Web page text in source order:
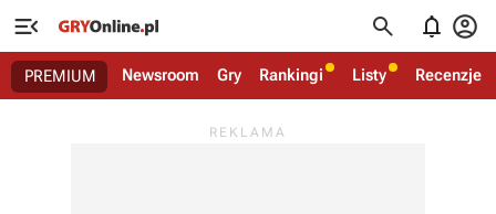
   
PREMIUM Newsroom Gry Rankingi Listy Recenzje